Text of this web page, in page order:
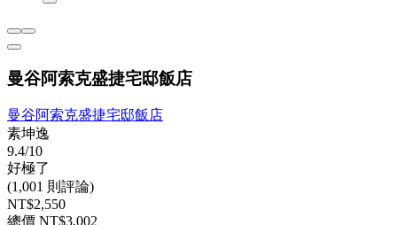
曼谷阿索克盛捷宅邸飯店
曼谷阿索克盛捷宅邸飯店
素坤逸
9.4/10
好極了
(1,001 則評論)
NT$2,550
總價 NT$3,002